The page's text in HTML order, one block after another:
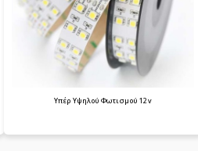
Υπέρ Υψηλού Φωτισμού 12v